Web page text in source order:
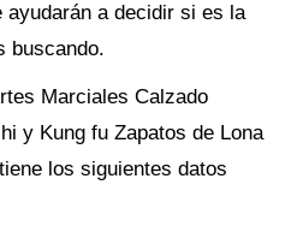
a decidir si es la
buscando.
Marciales Calzado
y Kung fu Zapatos de Lona
los siguientes datos